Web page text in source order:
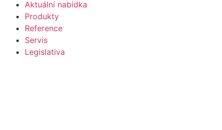
Aktuální nabídka
Produkty
Reference
Servis
Legislativa